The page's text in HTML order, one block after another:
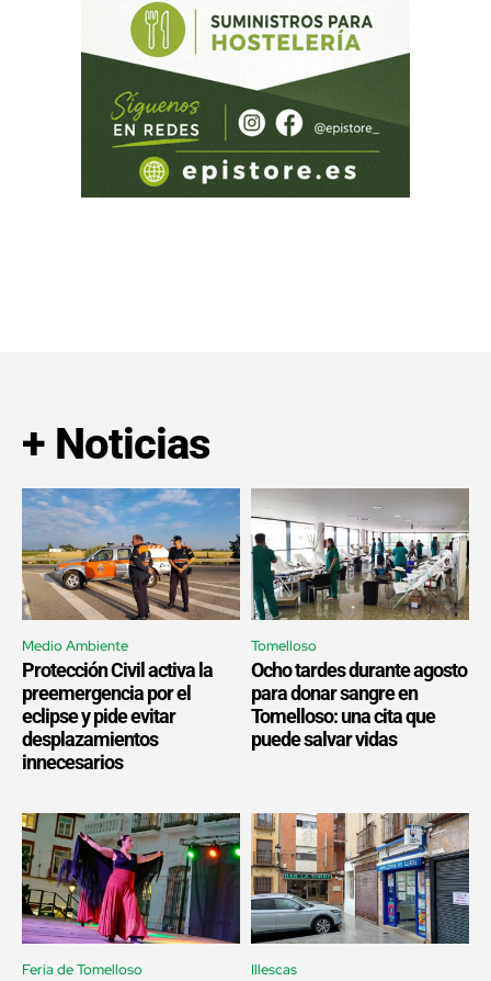
+ Noticias
Medio Ambiente
Protección Civil activa la
preemergencia por el
eclipse y pide evitar
desplazamientos
innecesarios
Tomelloso
Ocho tardes durante agosto
para donar sangre en
Tomelloso: una cita que
puede salvar vidas
Feria de Tomelloso Illescas